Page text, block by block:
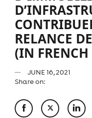
RELANCE
(IN
JUNE 16, 2021
Share on: